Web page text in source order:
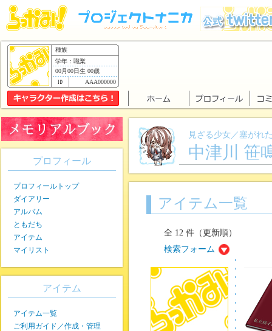
種族
学年：職業
00月00日生 00歳
AAA000000
見ざる少女／塞がれ
中津川 笹
アイテム一覧
全 12 件（更新順）
検索フォーム
プロフィール
プロフィールトップ
ダイアリー
アルバム
ともだち
アイテム
マイリスト
アイテム
アイテム一覧
ご利用ガイド／作成・管理